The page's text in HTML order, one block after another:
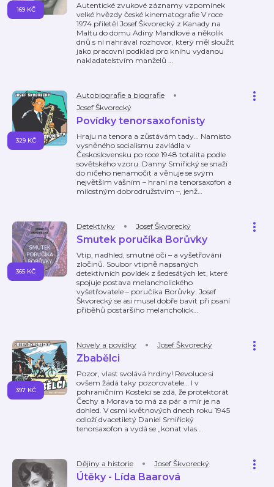
Autentické zvukové záznamy vzpomínek
velké hvězdy české kinematografie V roce
1974 přiletěl Josef Škvorecký z Kanady na
Maltu do domu Adiny Mandlové a několik
dnů s ní nahrával rozhovor, který měl sloužit
jako pracovní podklad pro knihu vydanou
nakladatelstvím manželů …
169 KČ
Autobiografie a biografie
Josef Škvorecký
Povídky tenorsaxofonisty
Hraju na tenora a zůstávám tady… Namísto
vysněného socialismu zavládla v
Československu po roce 1948 totalita podle
sovětského vzoru. Danny Smiřický se snaží
do ničeho nenamočit a věnuje se svým
největším vášním – hraní na tenorsaxofon a
milostným dobrodružstvím –, jenž…
329 KČ
Detektivky Josef Škvorecký
Smutek poručíka Borůvky
Vtip, nadhled, smutné oči – a vyšetřování
zločinů. Soubor vtipně napsaných
detektivních povídek z šedesátých let, které
spojuje postava melancholického
vyšetřovatele – poručíka Borůvky. Josef
Škvorecký se asi musel dobře bavit při psaní
příběhů postaršího melancholick…
365 KČ
Novely a povídky Josef Škvorecký
Zbabělci
Pozor, vlast svolává hrdiny! Revoluce si
ovšem žádá taky pozorovatele… I v
pohraničním Kostelci se zdá, že protektorát
Čechy a Morava to má za pár a mír je na
dohled. V osmi květnových dnech roku 1945
odloží dvacetiletý Daniel Smiřický
tenorsaxofon a vydá se „konat vlas…
397 KČ
Dějiny a historie Josef Škvorecký
Útěky - Lída Baarová